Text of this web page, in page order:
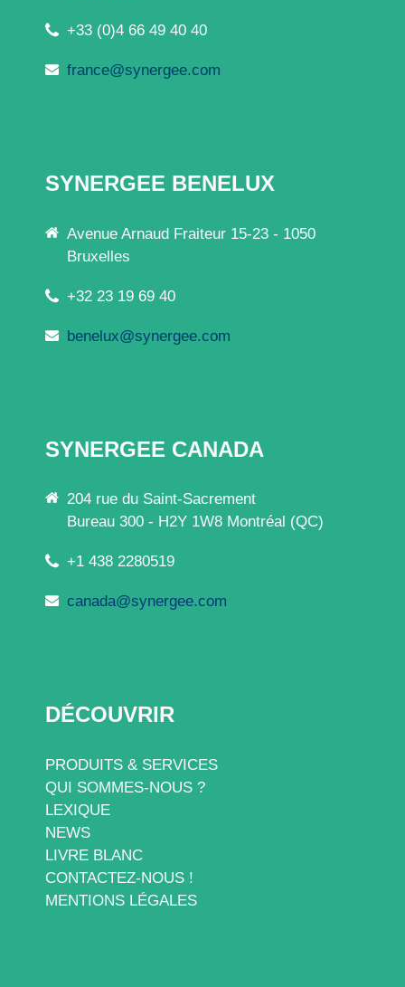
+33 (0)4 66 49 40 40
france@synergee.com
SYNERGEE BENELUX
Avenue Arnaud Fraiteur 15-23 - 1050
Bruxelles
+32 23 19 69 40
benelux@synergee.com
SYNERGEE CANADA
204 rue du Saint-Sacrement
Bureau 300 - H2Y 1W8 Montréal (QC)
+1 438 2280519
canada@synergee.com
DÉCOUVRIR
PRODUITS & SERVICES
QUI SOMMES-NOUS ?
LEXIQUE
NEWS
LIVRE BLANC
CONTACTEZ-NOUS !
MENTIONS LÉGALES